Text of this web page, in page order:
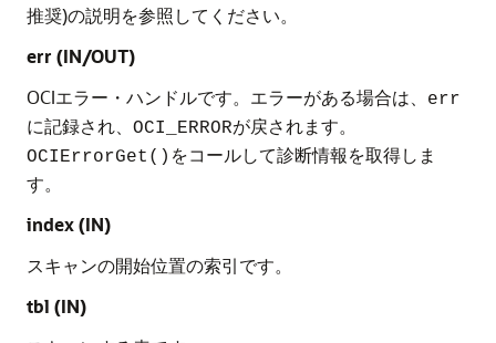
推奨)の説明を参照してください。
err (IN/OUT)
OCIエラー・ハンドルです。エラーがある場合は、
err
に記録され、 OCI_ERRORが戻されます。
OCIErrorGet() をコールして診断情報を取得しま
す。
index (IN)
スキャンの開始位置の索引です。
tbl (IN)